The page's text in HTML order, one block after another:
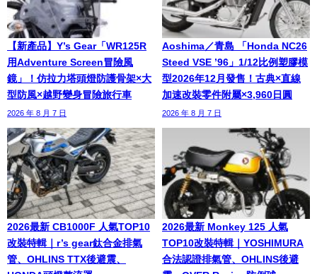
【新產品】Y’s Gear「WR125R
用Adventure Screen冒險風
鏡」！仿拉力塔頭燈防護骨架×大
型防風×越野變身冒險旅行車
2026 年 8 月 7 日
Aoshima／青島 「Honda NC26
Steed VSE ’96」1/12比例塑膠模
型2026年12月發售！古典×直線
加速改裝零件附屬×3,960日圓
2026 年 8 月 7 日
2026最新 CB1000F 人氣TOP10
改裝特輯｜r’s gear鈦合金排氣
管、OHLINS TTX後避震、
2026最新 Monkey 125 人氣
TOP10改裝特輯｜YOSHIMURA
合法認證排氣管、OHLINS後避